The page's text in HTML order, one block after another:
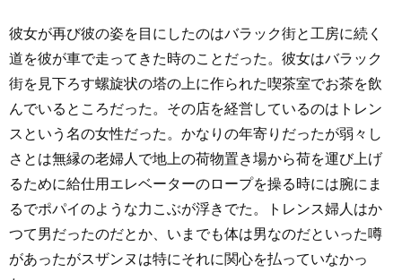
彼女が再び彼の姿を目にしたのはバラック街と工房に続く
道を彼が車で走ってきた時のことだった。彼女はバラック
街を見下ろす螺旋状の塔の上に作られた喫茶室でお茶を飲
んでいるところだった。その店を経営しているのはトレン
スという名の女性だった。かなりの年寄りだったが弱々し
さとは無縁の老婦人で地上の荷物置き場から荷を運び上げ
るために給仕用エレベーターのロープを操る時には腕にま
るでポパイのような力こぶが浮きでた。トレンス婦人はか
つて男だったのだとか、いまでも体は男なのだといった噂
があったがスザンヌは特にそれに関心を払っていなかっ